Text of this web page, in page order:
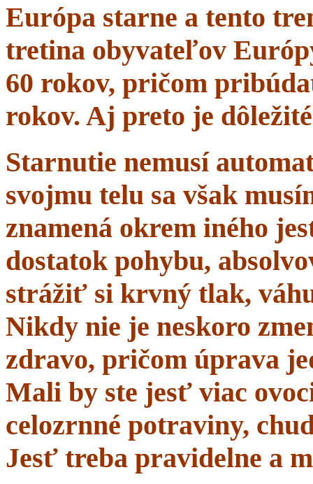
Európa starne a tento
tretina obyvateľov
60 rokov, pričom
rokov. Aj preto je
Starnutie nemusí
svojmu telu sa však
znamená okrem iného
dostatok pohybu,
strážiť si krvný tlak,
Nikdy nie je neskoro
zdravo, pričom úprava
Mali by ste jesť viac
celozrnné potraviny,
Jesť treba pravidelne a